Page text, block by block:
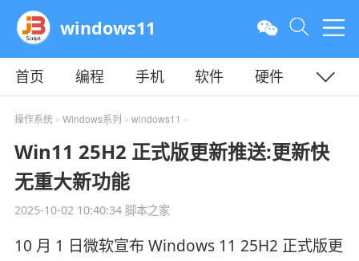
windows11
首页 编程 手机 软件
硬件
教程
平面 服务器
操作系统> Windows系列 > windows11 >
Win11 25H2 正式版更新推送:更新快
无重大新功能
2025-10-02 10:40:34脚本之家
10 月 1 日微软宣布 Windows 11 25H2 正式版更